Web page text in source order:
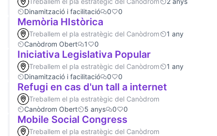
Dinamització i facilitació
0 0
Memòria HIstòrica
Treballem el pla estratègic del Canòdrom
1 any
Canòdrom Obert
1 0
Iniciativa Legislativa Popular
Treballem el pla estratègic del Canòdrom
1 any
Dinamització i facilitació
0 0
Refugi en cas d'un tall a internet
Treballem el pla estratègic del Canòdrom
Canòdrom Obert
5 anys 0 0
Mobile Social Congress
Treballem el pla estratègic del Canòdrom